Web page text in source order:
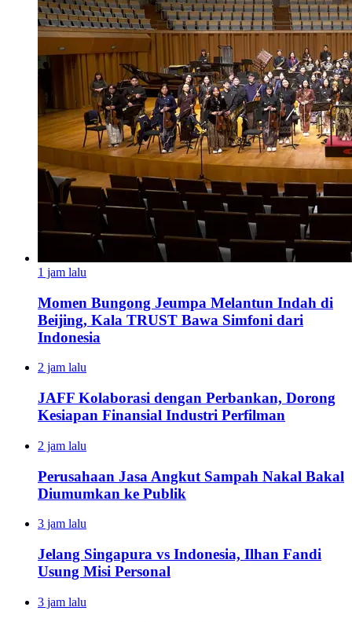
1 jam lalu
Momen Bungong Jeumpa Melantun Indah di
Beijing, Kala TRUST Bawa Simfoni dari
Indonesia
2 jam lalu
JAFF Kolaborasi dengan Perbankan, Dorong
Kesiapan Finansial Industri Perfilman
2 jam lalu
Perusahaan Jasa Angkut Sampah Nakal Bakal
Diumumkan ke Publik
3 jam lalu
Jelang Singapura vs Indonesia, Ilhan Fandi
Usung Misi Personal
3 jam lalu